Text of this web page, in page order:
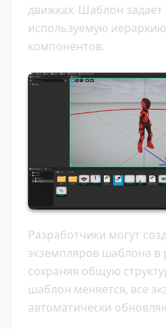
движках. Шаблон задаёт
используемую
компонентов.
Разработчики могут
экземпляров шаблона в
сохраняя общую
шаблон меняется, все
автоматически